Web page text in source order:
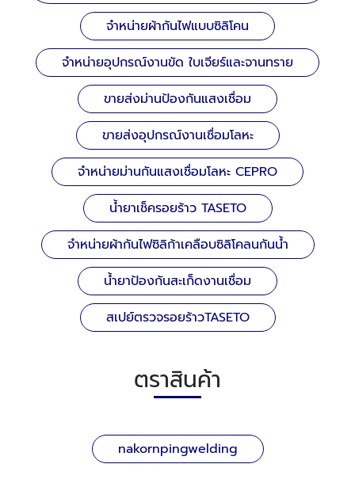
จำหน่ายผ้ากันไฟแบบซิลิโคน
จำหน่ายอุปกรณ์งานขัด ใบเจียร์และจานทราย
ขายส่งม่านป้องกันแสงเชื่อม
ขายส่งอุปกรณ์งานเชื่อมโลหะ
จำหน่ายม่านกันแสงเชื่อมโลหะ CEPRO
น้ำยาเช็ครอยร้าว TASETO
จำหน่ายผ้ากันไฟซิลิก้าเคลือบซิลิโคลนกันน้ำ
น้ำยาป้องกันสะเก็ดงานเชื่อม
สเปย์ตรวจรอยร้าวTASETO
ตราสินค้า
nakornpingwelding